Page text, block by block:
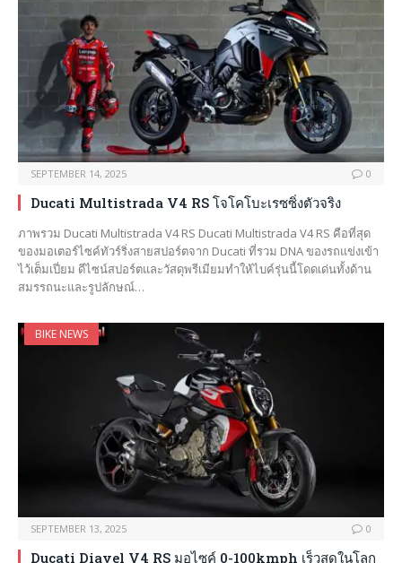
SEPTEMBER 14, 2025 0
Ducati Multistrada V4 RS โจโคโบะเรซซิ่งตัวจริง
ภาพรวม Ducati Multistrada V4 RS Ducati Multistrada V4 RS คือที่สุด
ของมอเตอร์ไซค์ทัวร์ริ่งสายสปอร์ตจาก Ducati ที่รวม DNA ของรถแข่งเข้า
ไว้เต็มเปี่ยม ดีไซน์สปอร์ตและวัสดุพรีเมียมทำให้ไบค์รุ่นนี้โดดเด่นทั้งด้าน
สมรรถนะและรูปลักษณ์…
BIKE NEWS
SEPTEMBER 13, 2025 0
Ducati Diavel V4 RS มอไซค์ 0-100kmph เร็วสุดในโลก